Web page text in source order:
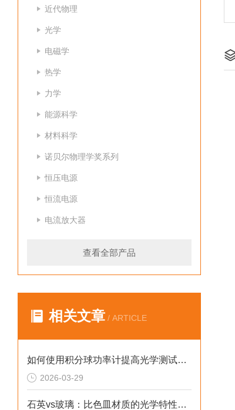
近代物理
光学
电磁学
热学
力学
能源科学
材料科学
诺贝尔物理学奖系列
恒压电源
恒流电源
电流放大器
查看全部产品
相关文章 / ARTICLE
如何使用积分球功率计提高光学测试的准确性？
2026-03-29
石英vs玻璃：比色皿材质的光学特性对比与选择指南